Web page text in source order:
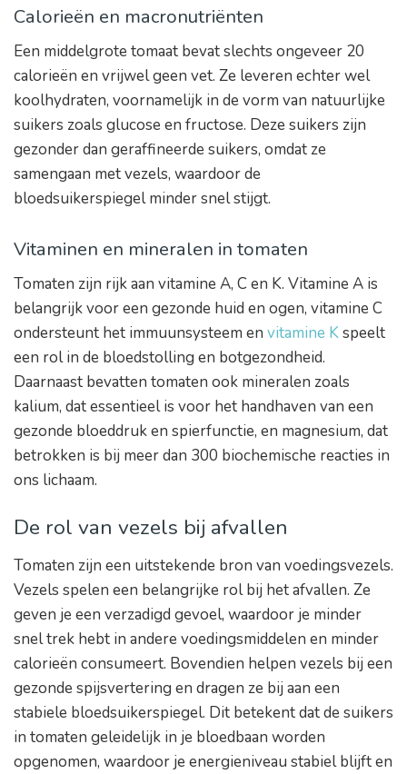
Calorieën en macronutriënten
Een middelgrote tomaat bevat slechts ongeveer 20
calorieën en vrijwel geen vet. Ze leveren echter wel
koolhydraten, voornamelijk in de vorm van natuurlijke
suikers zoals glucose en fructose. Deze suikers zijn
gezonder dan geraffineerde suikers, omdat ze
samengaan met vezels, waardoor de
bloedsuikerspiegel minder snel stijgt.
Vitaminen en mineralen in tomaten
Tomaten zijn rijk aan vitamine A, C en K. Vitamine A is
belangrijk voor een gezonde huid en ogen, vitamine C
ondersteunt het immuunsysteem en vitamine Kspeelt
een rol in de bloedstolling en botgezondheid.
Daarnaast bevatten tomaten ook mineralen zoals
kalium, dat essentieel is voor het handhaven van een
gezonde bloeddruk en spierfunctie, en magnesium, dat
betrokken is bij meer dan 300 biochemische reacties in
ons lichaam.
De rol van vezels bij afvallen
Tomaten zijn een uitstekende bron van voedingsvezels.
Vezels spelen een belangrijke rol bij het afvallen. Ze
geven je een verzadigd gevoel, waardoor je minder
snel trek hebt in andere voedingsmiddelen en minder
calorieën consumeert. Bovendien helpen vezels bij een
gezonde spijsvertering en dragen ze bij aan een
stabiele bloedsuikerspiegel. Dit betekent dat de suikers
in tomaten geleidelijk in je bloedbaan worden
opgenomen, waardoor je energieniveau stabiel blijft en